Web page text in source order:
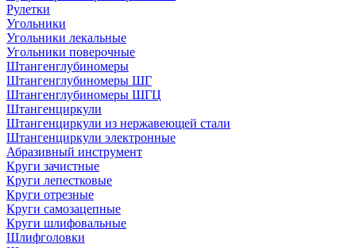
Рулетки
Угольники
Угольники лекальные
Угольники поверочные
Штангенглубиномеры
Штангенглубиномеры ШГ
Штангенглубиномеры ШГЦ
Штангенциркули
Штангенциркули из нержавеющей стали
Штангенциркули электронные
Абразивный инструмент
Круги зачистные
Круги лепестковые
Круги отрезные
Круги самозацепные
Круги шлифовальные
Шлифголовки